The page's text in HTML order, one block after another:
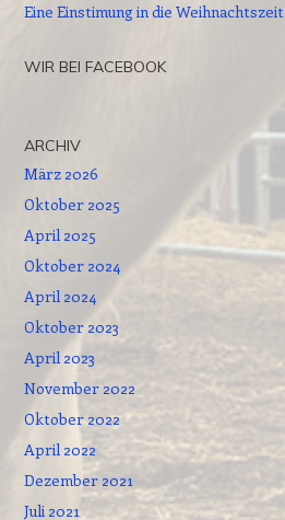
Eine Einstimung in die Weihnachtszeit
WIR BEI FACEBOOK
ARCHIV
März 2026
Oktober 2025
April 2025
Oktober 2024
April 2024
Oktober 2023
April 2023
November 2022
Oktober 2022
April 2022
Dezember 2021
Juli 2021